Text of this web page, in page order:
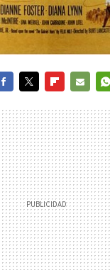
MAIL